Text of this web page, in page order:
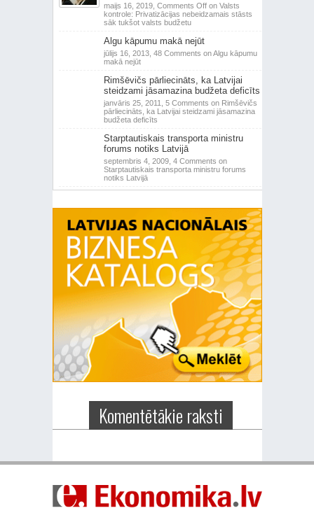
maijs 16, 2019, Comments Offon Valsts
kontrole: Privatizācijas nebeidzamais stāsts
sāk tukšot valsts budžetu
Algu kāpumu makā nejūt
jūlijs 16, 2013, 48 Comments on Algu kāpumu
makā nejūt
Rimšēvičs pārliecināts, ka Latvijai
steidzami jāsamazina budžeta deficīts
janvāris 25, 2011, 5 Comments on Rimšēvičs
pārliecināts, ka Latvijai steidzami jāsamazina
budžeta deficīts
Starptautiskais transporta ministru
forums notiks Latvijā
septembris 4, 2009, 4 Comments on
Starptautiskais transporta ministru forums
notiks Latvijā
Komentētākie raksti